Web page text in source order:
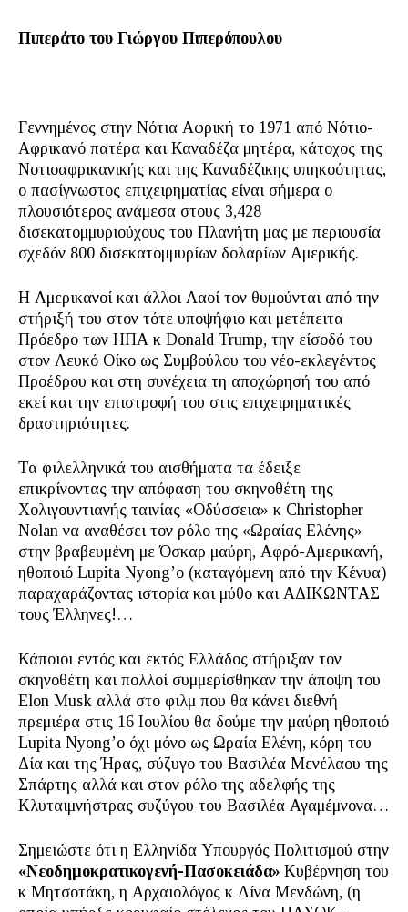
Πιπεράτο του Γιώργου Πιπερόπουλου
Γεννημένος στην Νότια Αφρική το 1971 από Νότιο-
Αφρικανό πατέρα και Καναδέζα μητέρα, κάτοχος της
Νοτιοαφρικανικής και της Καναδέζικης υπηκοότητας,
ο πασίγνωστος επιχειρηματίας είναι σήμερα ο
πλουσιότερος ανάμεσα στους 3,428
δισεκατομμυριούχους του Πλανήτη μας με περιουσία
σχεδόν 800 δισεκατομμυρίων δολαρίων Αμερικής.
Η Αμερικανοί και άλλοι Λαοί τον θυμούνται από την
στήριξή του στον τότε υποψήφιο και μετέπειτα
Πρόεδρο των ΗΠΑ κ Donald Trump, την είσοδό του
στον Λευκό Οίκο ως Συμβούλου του νέο-εκλεγέντος
Προέδρου και στη συνέχεια τη αποχώρησή του από
εκεί και την επιστροφή του στις επιχειρηματικές
δραστηριότητες.
Τα φιλελληνικά του αισθήματα τα έδειξε
επικρίνοντας την απόφαση του σκηνοθέτη της
Χολιγουντιανής ταινίας «Οδύσσεια» κ Christopher
Nolan να αναθέσει τον ρόλο της «Ωραίας Ελένης»
στην βραβευμένη με Όσκαρ μαύρη, Αφρό-Αμερικανή,
ηθοποιό Lupita Nyong’o (καταγόμενη από την Κένυα)
παραχαράζοντας ιστορία και μύθο και ΑΔΙΚΩΝΤΑΣ
τους Έλληνες!…
Κάποιοι εντός και εκτός Ελλάδος στήριξαν τον
σκηνοθέτη και πολλοί συμμερίσθηκαν την άποψη του
Elon Musk αλλά στο φιλμ που θα κάνει διεθνή
πρεμιέρα στις 16 Ιουλίου θα δούμε την μαύρη ηθοποιό
Lupita Nyong’o όχι μόνο ως Ωραία Ελένη, κόρη του
Δία και της Ήρας, σύζυγο του Βασιλέα Μενέλαου της
Σπάρτης αλλά και στον ρόλο της αδελφής της
Κλυταιμνήστρας συζύγου του Βασιλέα Αγαμέμνονα…
Σημειώστε ότι η Ελληνίδα Υπουργός Πολιτισμού στην
«Νεοδημοκρατικογενή-Πασοκειάδα» Κυβέρνηση του
κ Μητσοτάκη, η Αρχαιολόγος κ Λίνα Μενδώνη, (η